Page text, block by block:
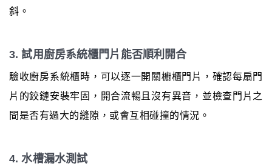
斜。
3. 試用廚房系統櫃門片能否順利開合
驗收廚房系統櫃時，可以逐一開關櫥櫃門片，確認每扇門
片的鉸鏈安裝牢固，開合流暢且沒有異音，並檢查門片之
間是否有過大的縫隙，或會互相碰撞的情況。
4. 水槽漏水測試